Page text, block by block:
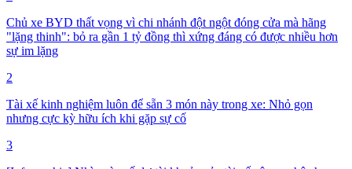
Chủ xe BYD thất vọng vì chi nhánh đột ngột đóng cửa mà hãng
"lặng thinh": bỏ ra gần 1 tỷ đồng thì xứng đáng có được nhiều hơn
sự im lặng
2
Tài xế kinh nghiệm luôn để sẵn 3 món này trong xe: Nhỏ gọn
nhưng cực kỳ hữu ích khi gặp sự cố
3